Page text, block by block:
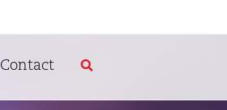
Contact